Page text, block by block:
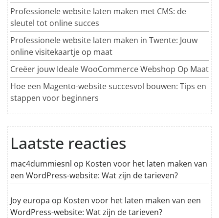
Professionele website laten maken met CMS: de
sleutel tot online succes
Professionele website laten maken in Twente: Jouw
online visitekaartje op maat
Creëer jouw Ideale WooCommerce Webshop Op Maat
Hoe een Magento-website succesvol bouwen: Tips en
stappen voor beginners
Laatste reacties
mac4dummiesnl op Kosten voor het laten maken van
een WordPress-website: Wat zijn de tarieven?
Joy europa op Kosten voor het laten maken van een
WordPress-website: Wat zijn de tarieven?